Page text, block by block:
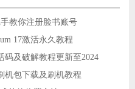
教你注册脸书账号
17激活永久教程
码及破解教程更新至2024
机包下载及刷机教程